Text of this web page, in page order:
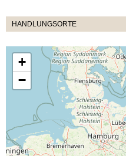
HANDLUNGSORTE
+
−